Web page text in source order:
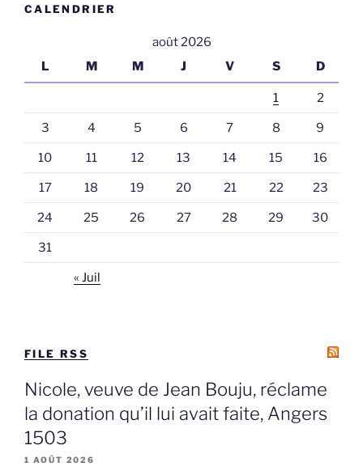
CALENDRIER
août 2026
L
M M J V S D
1 2
3 4 5 6 7 8 9
10 11 12 13 14 15 16
17 18 19 20 21 22 23
24 25 26 27 28 29 30
31
« Juil
FILE RSS
Nicole, veuve de Jean Bouju, réclame
la donation qu’il lui avait faite, Angers
1503
1 AOÛT 2026